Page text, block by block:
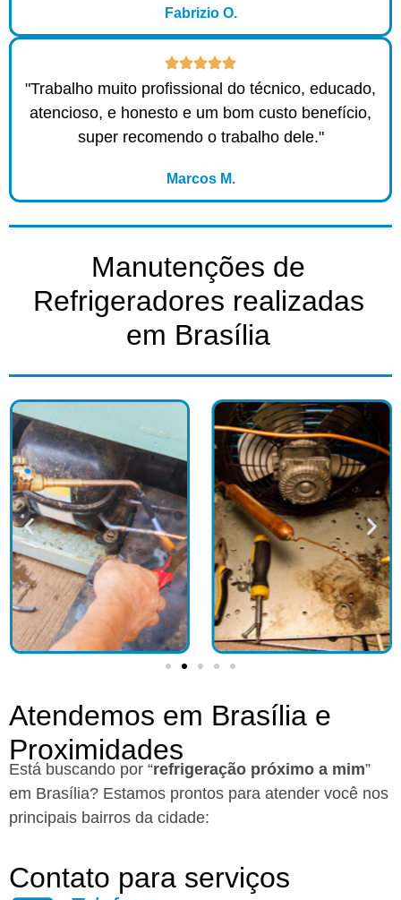
Fabrizio O.
"Trabalho muito profissional do técnico, educado,
atencioso, e honesto e um bom custo benefício,
super recomendo o trabalho dele."
Marcos M.
Manutenções de
Refrigeradores realizadas
em Brasília
Atendemos em Brasília e
Proximidades
Está buscando por “refrigeração próximo a mim”
em Brasília? Estamos prontos para atender você nos
principais bairros da cidade:
Contato para serviços